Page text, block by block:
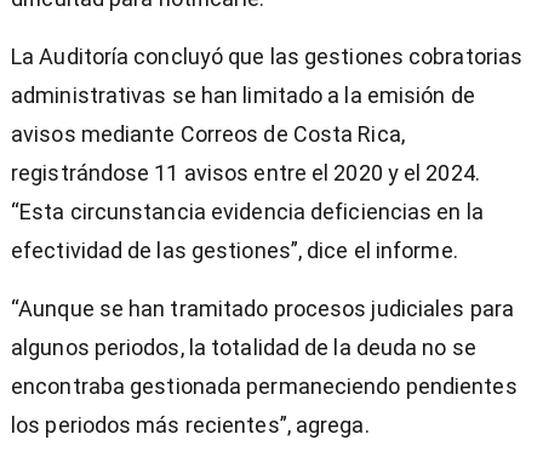
La Auditoría concluyó que las gestiones cobratorias
administrativas se han limitado a la emisión de
avisos mediante Correos de Costa Rica,
registrándose 11 avisos entre el 2020 y el 2024.
“Esta circunstancia evidencia deficiencias en la
efectividad de las gestiones”, dice el informe.
“Aunque se han tramitado procesos judiciales para
algunos periodos, la totalidad de la deuda no se
encontraba gestionada permaneciendo pendientes
los periodos más recientes”, agrega.